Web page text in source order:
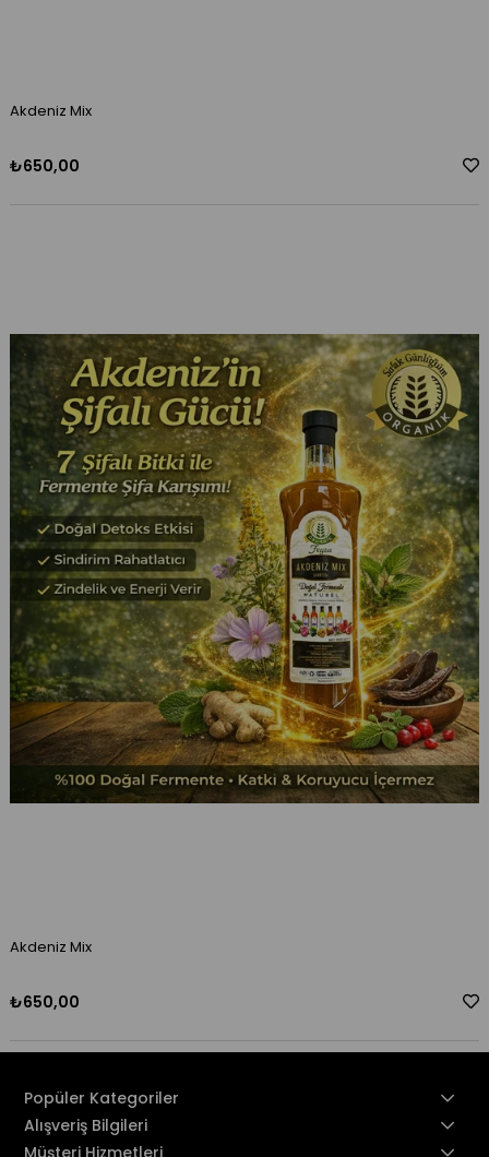
Akdeniz Mix
₺650,00
Akdeniz Mix
₺650,00
Popüler Kategoriler
Alışveriş Bilgileri